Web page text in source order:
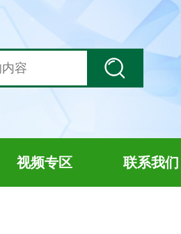
视频专区 联系我们